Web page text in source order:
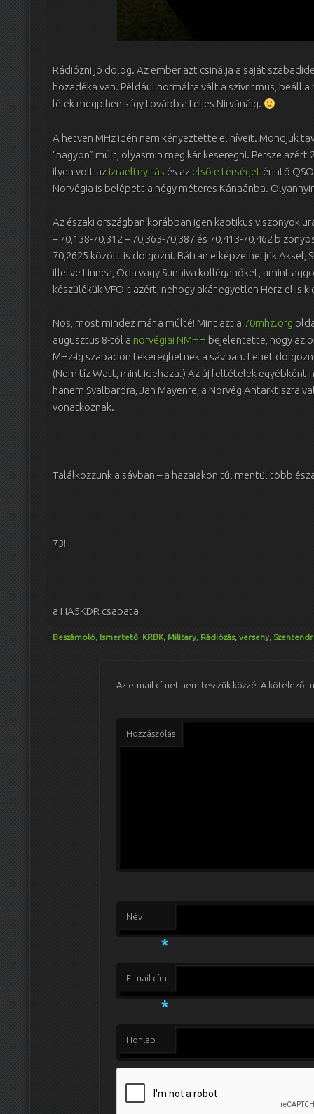
Rádiózni jó dolog. Az ember azt csinálja a saját
hozadéka van. Például normálra vált a szívritmus, beáll
lélek megpihen s így tovább a teljes Nirvánáig.
A hetven MHz idén nem kényeztette el híveit. Mondjuk
“nagyon” múlt, olyasmin meg kár keseregni. Persze
ilyen volt az izraeli nyitás és az első e térséget érintő
Norvégia is belépett a négy méteres Kánaánba.
Az északi országban korábban igen kaotikus viszonyok
– 70,138-70,312 – 70,363-70,387 és 70,413-70,462
70,2625 között is dolgozni. Bátran elképzelhetjük Aksel,
illetve Linnea, Oda vagy Sunniva kolléganőket, amint
készülékük VFO-t azért, nehogy akár egyetlen Herz-el is
Nos, most mindez már a múlté! Mint azt a 70mhz.org
augusztus 8-tól a norvégiai NMHH bejelentette, hogy az
MHz-ig szabadon tekereghetnek a sávban. Lehet
(Nem tíz Watt, mint idehaza.) Az új feltételek egyébként
hanem Svalbardra, Jan Mayenre, a Norvég Antarktiszra
vonatkoznak.
Találkozzunk a sávban – a hazaiakon túl mentül több
73!
a HA5KDR csapata
Beszámoló Ismertető KRBK, Military Rádiózás, verseny
Az e-mail címet nem tesszük közzé. A kötelező
Hozzászólás
Név
*
E-mail cím
*
Honlap